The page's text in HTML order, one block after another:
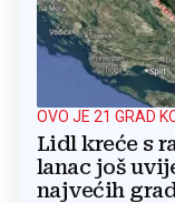
OVO JE 21 GRAD
Lidl kreće s
lanac još
najvećih